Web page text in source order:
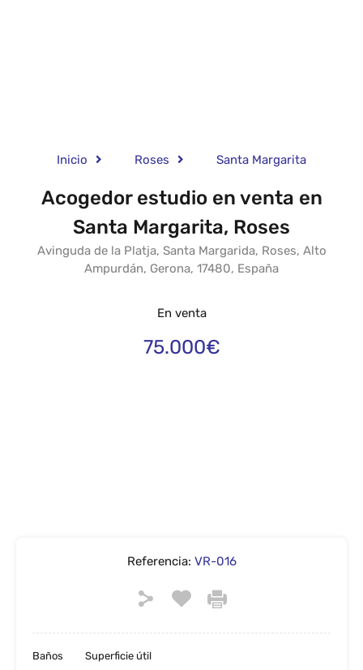
Inicio Roses Santa Margarita
Acogedor estudio en venta en
Santa Margarita, Roses
Avinguda de la Platja, Santa Margarida, Roses, Alto
Ampurdán, Gerona, 17480, España
En venta
75.000€
Referencia: VR-016
Baños Superficie útil